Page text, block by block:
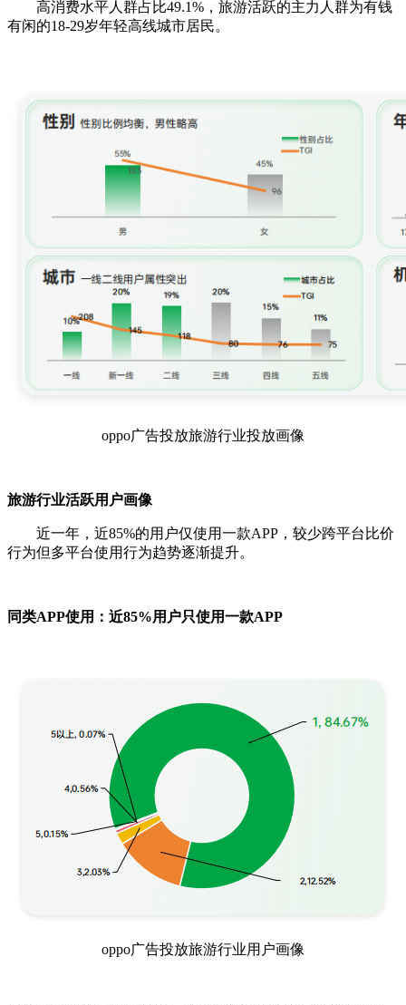
高消费水平人群占比49.1%，旅游活跃的主力人群为有钱
有闲的18-29岁年轻高线城市居民。
oppo广告投放旅游行业投放画像
旅游行业活跃用户画像
近一年，近85%的用户仅使用一款APP，较少跨平台比价
行为但多平台使用行为趋势逐渐提升。
同类APP使用：近85%用户只使用一款APP
oppo广告投放旅游行业用户画像